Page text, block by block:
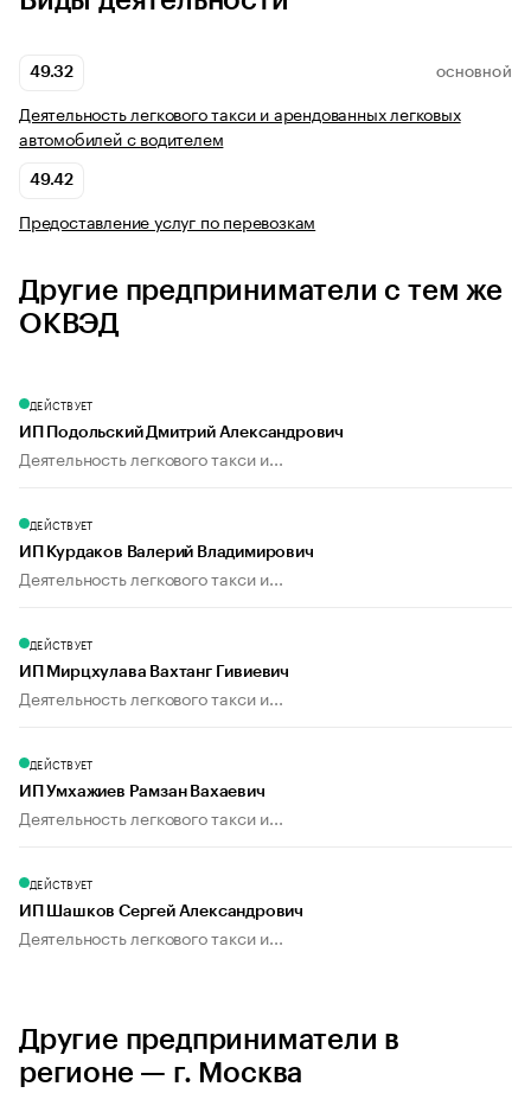
49.32 ОСНОВНОЙ
Деятельность легкового такси и арендованных легковых
автомобилей с водителем
49.42
Предоставление услуг по перевозкам
Другие предприниматели с тем же
ОКВЭД
ДЕЙСТВУЕТ
ИП Подольский Дмитрий Александрович
Деятельность легкового такси и...
ДЕЙСТВУЕТ
ИП Курдаков Валерий Владимирович
Деятельность легкового такси и...
ДЕЙСТВУЕТ
ИП Мирцхулава Вахтанг Гивиевич
Деятельность легкового такси и...
ДЕЙСТВУЕТ
ИП Умхажиев Рамзан Вахаевич
Деятельность легкового такси и...
ДЕЙСТВУЕТ
ИП Шашков Сергей Александрович
Деятельность легкового такси и...
Другие предприниматели в
регионе — г. Москва